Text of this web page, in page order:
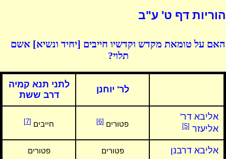
הוריות דף ט' ע"ב
האם על טומאת מקדש וקדשיו חייבים [יחיד ונשיא] אשם
תלוי?
לר' יוחנן
לתני תנא קמיה
דרב ששת
אליבא דר'
אליעזר [5] פטורים [6] חייבים [7]
אליבא דרבנן פטורים פטורים